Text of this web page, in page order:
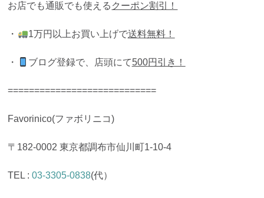
お店でも通販でも使える クーポン割引！
・ 1万円以上お買い上げで送料無料！
・ ブログ登録で、店頭にて500円引き！
============================
Favorinico(ファボリニコ)
〒182-0002 東京都調布市仙川町1-10-4
TEL :03-3305-0838(代）